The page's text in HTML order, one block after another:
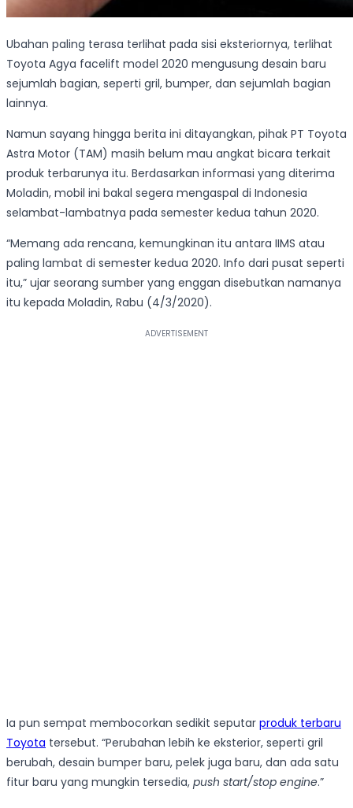
Ubahan paling terasa terlihat pada sisi eksteriornya, terlihat
Toyota Agya facelift model 2020 mengusung desain baru
sejumlah bagian, seperti gril, bumper, dan sejumlah bagian
lainnya.
Namun sayang hingga berita ini ditayangkan, pihak PT Toyota
Astra Motor (TAM) masih belum mau angkat bicara terkait
produk terbarunya itu. Berdasarkan informasi yang diterima
Moladin, mobil ini bakal segera mengaspal di Indonesia
selambat-lambatnya pada semester kedua tahun 2020.
“Memang ada rencana, kemungkinan itu antara IIMS atau
paling lambat di semester kedua 2020. Info dari pusat seperti
itu,” ujar seorang sumber yang enggan disebutkan namanya
itu kepada Moladin, Rabu (4/3/2020).
Ia pun sempat membocorkan sedikit seputar produk terbaru
Toyota tersebut. “Perubahan lebih ke eksterior, seperti gril
berubah, desain bumper baru, pelek juga baru, dan ada satu
fitur baru yang mungkin tersedia, push start/stop engine.”